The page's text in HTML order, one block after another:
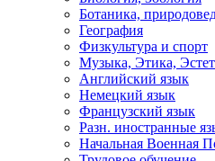
Ботаника,
География
Физкультура и спорт
Музыка, Этика,
Английский язык
Немецкий язык
Французский язык
Разн. иностранные
Начальная Военная